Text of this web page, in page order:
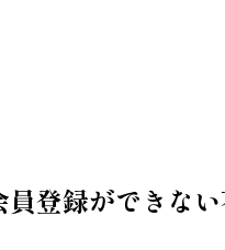
登録ができな